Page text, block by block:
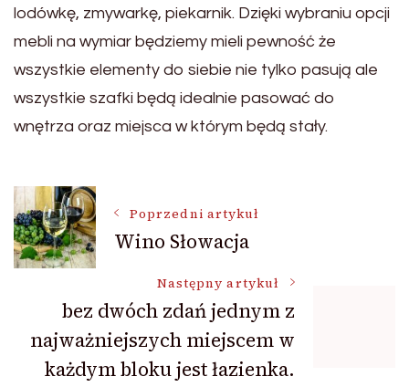
lodówkę, zmywarkę, piekarnik. Dzięki wybraniu opcji
mebli na wymiar będziemy mieli pewność że
wszystkie elementy do siebie nie tylko pasują ale
wszystkie szafki będą idealnie pasować do
wnętrza oraz miejsca w którym będą stały.
Nawigacja
wpisu
Poprzedni artykuł
Wino Słowacja
Następny artykuł
bez dwóch zdań jednym z
najważniejszych miejscem w
każdym bloku jest łazienka.